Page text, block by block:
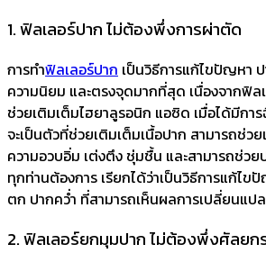
1. ฟิลเลอร์ปาก ไม่ต้องพึ่งการผ่าตัด
การทำฟิลเลอร์ปาก เป็นวิธีการแก้ไขปัญหา
ความนิยม และตรงจุดมากที่สุด เนื่องจากฟิล
ช่วยเติมเต็มไฮยาลูรอนิก แอซิด เมื่อได้มีกา
จะเป็นตัวที่ช่วยเติมเต็มเนื้อปาก สามารถช่ว
ความอวบอิ่ม เต่งตึง ชุ่มชื้น และสามารถช่ว
ทุกท่านต้องการ เรียกได้ว่าเป็นวิธีการแก้ไข
ตก ปากคว่ำ ที่สามารถเห็นผลการเปลี่ยนแป
2. ฟิลเลอร์ยกมุมปาก ไม่ต้องพึ่งศัลยก